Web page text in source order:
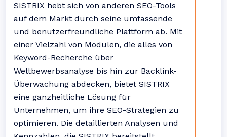
SISTRIX hebt sich von anderen SEO-Tools
auf dem Markt durch seine umfassende
und benutzerfreundliche Plattform ab. Mit
einer Vielzahl von Modulen, die alles von
Keyword-Recherche über
Wettbewerbsanalyse bis hin zur Backlink-
Überwachung abdecken, bietet SISTRIX
eine ganzheitliche Lösung für
Unternehmen, um ihre SEO-Strategien zu
optimieren. Die detaillierten Analysen und